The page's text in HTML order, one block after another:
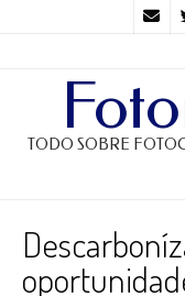
TODO SOBRE